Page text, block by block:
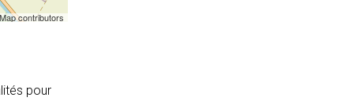
contributors
pour